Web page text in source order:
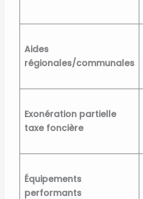
Aides
régionales/communales
Exonération partielle
taxe foncière
Équipements
performants